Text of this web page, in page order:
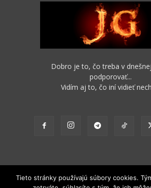
Dobro je to, čo treba v
podporovať...
Vidím aj to, čo iní vidieť
Tieto stránky používajú súbory cookies.